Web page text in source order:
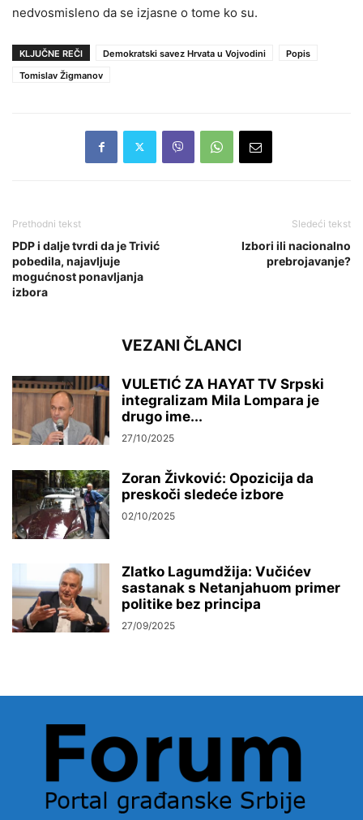
nedvosmisleno da se izjasne o tome ko su.
KLJUČNE REČI Demokratski savez Hrvata u Vojvodini
Popis
Tomislav Žigmanov
Prethodni tekst
PDP i dalje tvrdi da je Trivić
pobedila, najavljuje
mogućnost ponavljanja
izbora
Sledeći tekst
Izbori ili nacionalno
prebrojavanje?
VEZANI ČLANCI
VULETIĆ ZA HAYAT TV Srpski
integralizam Mila Lompara je
drugo ime...
27/10/2025
Zoran Živković: Opozicija da
preskoči sledeće izbore
02/10/2025
Zlatko Lagumdžija: Vučićev
sastanak s Netanjahuom primer
politike bez principa
27/09/2025